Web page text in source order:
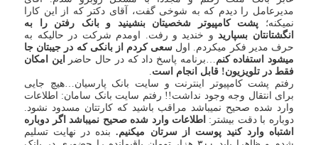
مدیرعامل را دیدم که به شوخی گفت، آقای دکتر که از این کارا
نمیکنه؛ پشت کامپیوتر شخصی‏تان بنشینید و بانک رفتن را به
انگشتانتان بسپاریدو خندید و رفت. اومدم شرکت در حالیکه به
حرف مدیر فکر می‏کردم. اول سعی کردم از بانکی که در جیبتان جا
می‏شود استفاده کنم …برنامه پاسخ داد که در حال حاضر
این امکان
فقط در تلویزیون! قابل انجام است
رفتم پشت کامپیوتر اینترنت و سایت بانک پارسیان…هیچ جایی
برای انتقال وجه وجود نداشت!! رفتم سایت بانک سامان: اطلاعات
وارد شده صحیح نمی‏باشد مراقب باشید که کارتتان مسدود نشود.
دوباره با دقت بیشتر: اطلاعات وارد شده صحیح نمی‏باشد اگر دوباره
اشتباه وارد کنید پوست از سرتان می‏کنیم.بنده در نهایت تسلیم